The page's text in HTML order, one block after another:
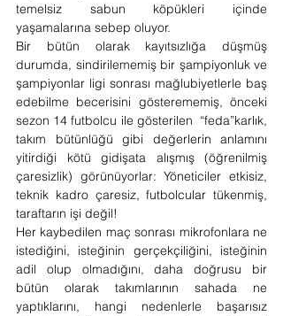
temelsiz sabun köpükleri içinde
yaşamalarına sebep oluyor.
Bir bütün olarak kayıtsızlığa düşmüş
durumda, sindirilememiş bir şampiyonluk ve
şampiyonlar ligi sonrası mağlubiyetlerle baş
edebilme becerisini gösterememiş, önceki
sezon 14 futbolcu ile gösterilen  “feda”karlık,
takım bütünlüğü gibi değerlerin anlamını
yitirdiği kötü gidişata alışmış (öğrenilmiş
çaresizlik) görünüyorlar: Yöneticiler etkisiz,
teknik kadro çaresiz, futbolcular tükenmiş,
taraftarın işi değil!
Her kaybedilen maç sonrası mikrofonlara ne
istediğini, isteğinin gerçekçiliğini, isteğinin
adil olup olmadığını, daha doğrusu bir
bütün olarak takımlarının sahada ne
yaptıklarını, hangi nedenlerle başarısız